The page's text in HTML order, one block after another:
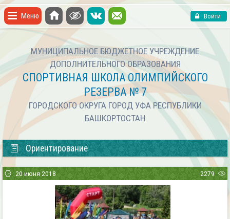
Меню Войти
МУНИЦИПАЛЬНОЕ БЮДЖЕТНОЕ УЧРЕЖДЕНИЕ
ДОПОЛНИТЕЛЬНОГО ОБРАЗОВАНИЯ
СПОРТИВНАЯ ШКОЛА ОЛИМПИЙСКОГО
РЕЗЕРВА № 7
ГОРОДСКОГО ОКРУГА ГОРОД УФА РЕСПУБЛИКИ
БАШКОРТОСТАН
Ориентирование
20 июня 2018 2279